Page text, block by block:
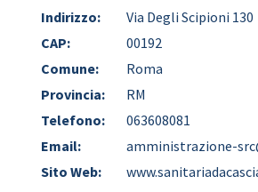
Indirizzo:
Via Degli Scipioni 130
CAP:
00192
Comune:
Roma
Provincia:
RM
Telefono:
063608081
Email:
amministrazione-
Sito Web: